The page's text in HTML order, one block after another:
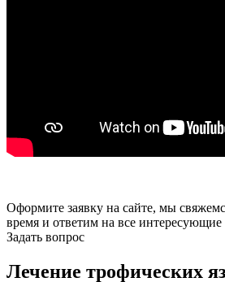
Оформите заявку на сайте, мы
время и ответим на все
Задать вопрос
Лечение трофических